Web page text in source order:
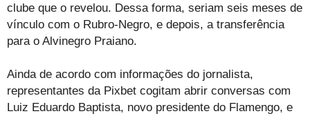
clube que o revelou. Dessa forma, seriam seis meses de
vínculo com o Rubro-Negro, e depois, a transferência
para o Alvinegro Praiano.
Ainda de acordo com informações do jornalista,
representantes da Pixbet cogitam abrir conversas com
Luiz Eduardo Baptista, novo presidente do Flamengo, e